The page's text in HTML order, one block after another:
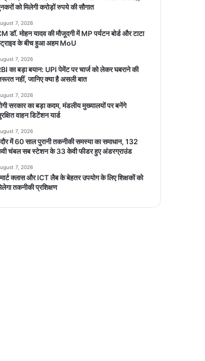
को मिलेगी करोड़ों रुपये की सौगात
7, 2026
डॉ. मोहन यादव की मौजूदगी में MP पर्यटन बोर्ड और टाटा
के बीच हुआ अहम MoU
7, 2026
का बड़ा बयान: UPI पेमेंट पर चार्ज को लेकर घबराने की
नहीं, जानिए क्या है असली बात
7, 2026
सरकार का बड़ा कदम, मंडलीय मुख्यालयों पर बनेंगे
वाहन डिटेंशन यार्ड
7, 2026
में 60 साल पुरानी तकनीकी समस्या का समाधान, 132
चंबल सब स्टेशन के 33 केवी फीडर हुए अंडरग्राउंड
7, 2026
क्लास और ICT लैब के बेहतर उपयोग के लिए शिक्षकों को
तकनीकी प्रशिक्षण